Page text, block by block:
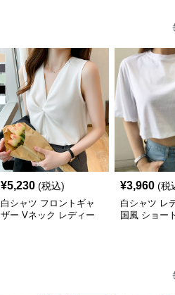
¥5,230 (税込)
白シャツ フロントギャ
ザー Vネック レディー
¥3,960 (税
白シャツ レ
国風 ショー